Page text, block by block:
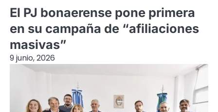
El PJ bonaerense pone primera
en su campaña de “afiliaciones
masivas”
9 junio, 2026